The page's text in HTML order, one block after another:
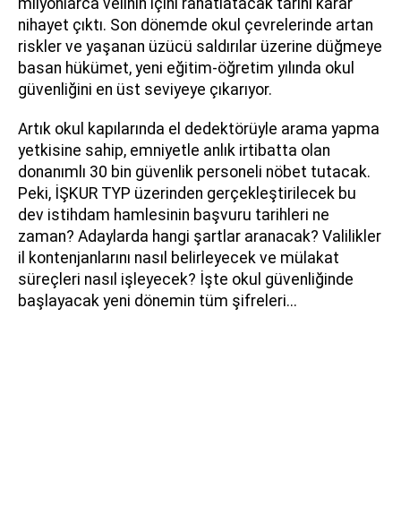
milyonlarca velinin içini rahatlatacak tarihi karar
nihayet çıktı. Son dönemde okul çevrelerinde artan
riskler ve yaşanan üzücü saldırılar üzerine düğmeye
basan hükümet, yeni eğitim-öğretim yılında okul
güvenliğini en üst seviyeye çıkarıyor.
Artık okul kapılarında el dedektörüyle arama yapma
yetkisine sahip, emniyetle anlık irtibatta olan
donanımlı 30 bin güvenlik personeli nöbet tutacak.
Peki, İŞKUR TYP üzerinden gerçekleştirilecek bu
dev istihdam hamlesinin başvuru tarihleri ne
zaman? Adaylarda hangi şartlar aranacak? Valilikler
il kontenjanlarını nasıl belirleyecek ve mülakat
süreçleri nasıl işleyecek? İşte okul güvenliğinde
başlayacak yeni dönemin tüm şifreleri...